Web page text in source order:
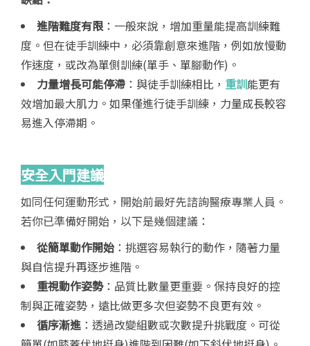
進階難度有限：一般來說，增加重量能提高訓練難
度。但在徒手訓練中，必須靠創意來進階，例如放慢動
作速度，或改為單側訓練(單手、單腳動作)。
力量增長可能停滯 ：與徒手訓練相比， 重訓能更有
效增加最大肌力。如果僅進行徒手訓練，力量成長較容
易進入停滯期。
安全入門建議
如同任何運動形式，開始前最好先諮詢醫療專業人員。
若你已準備好開始，以下是幾個建議：
從簡單動作開始 ：挑選容易執行的動作，隨著力量
與自信提升再逐步進階。
重視動作姿勢：品質比數量更重要。保持良好的控
制與正確姿勢，遠比做更多次但姿勢不良更有效。
循序漸進 ：透過改變組數或次數提升挑戰度。可從